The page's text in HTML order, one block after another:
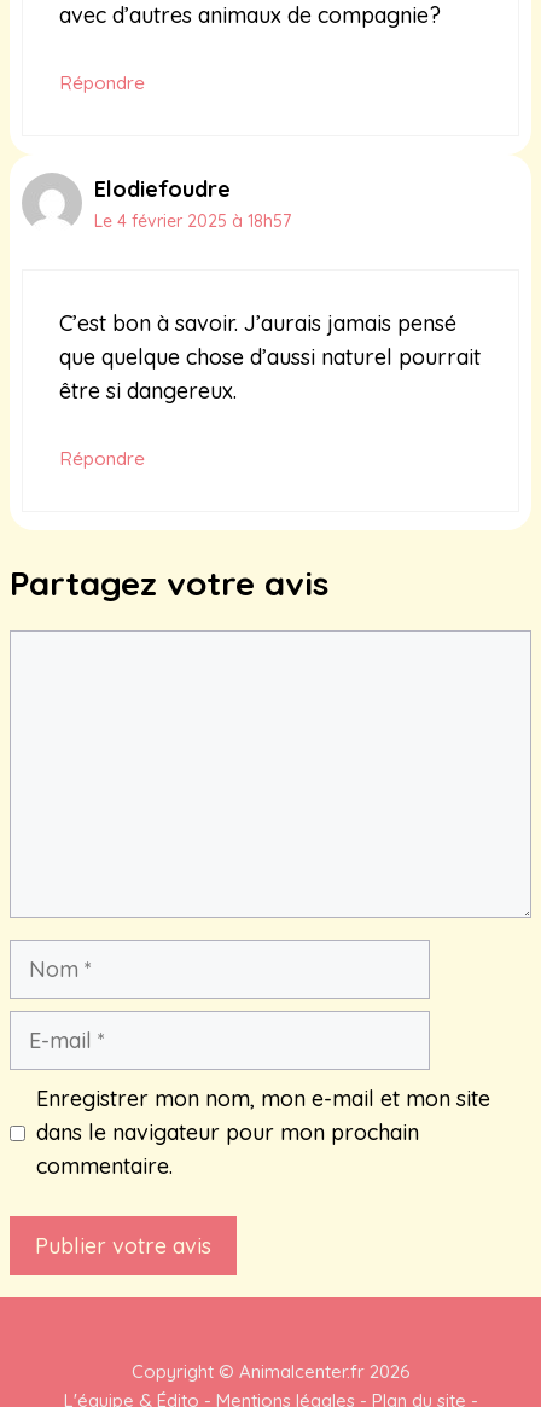
avec d’autres animaux de compagnie?
Répondre
Elodiefoudre
Le 4 février 2025 à 18h57
C’est bon à savoir. J’aurais jamais pensé
que quelque chose d’aussi naturel pourrait
être si dangereux.
Répondre
Partagez votre avis
Nom
Enregistrer mon nom, mon e-mail et mon site
dans le navigateur pour mon prochain
commentaire.
Copyright © Animalcenter.fr 2026
L'équipe & Édito - Mentions légales - Plan du site -